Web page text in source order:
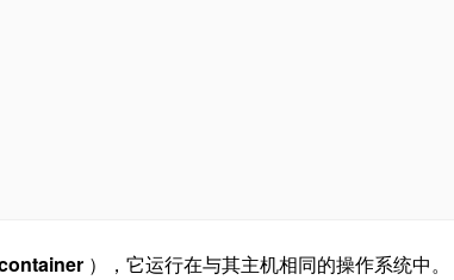
），它运行在与其主机相同的操作系统中。